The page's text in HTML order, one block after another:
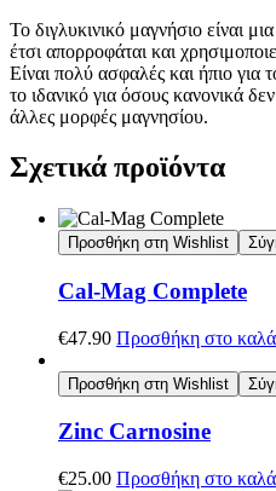
Το διγλυκινικό μαγνήσιο είναι
έτσι απορροφάται και
Είναι πολύ ασφαλές και ήπιο για
το ιδανικό για όσους κανονικά
άλλες μορφές μαγνησίου.
Σχετικά προϊόντα
Προσθήκη στη Wishlist
Cal-Mag Complete
€47.90 Προσθήκη στο
Προσθήκη στη Wishlist
Zinc Carnosine
€25.00 Προσθήκη στο